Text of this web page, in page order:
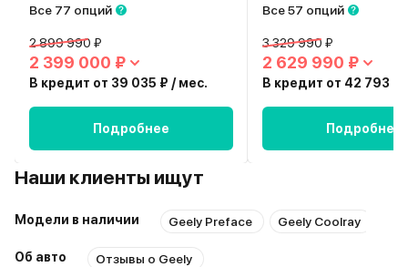
Все 77 опций
2 899 990 ₽
2 399 000 ₽
В кредит от 39 035 ₽ / мес.
Подробнее
Все 57 опций
3 329 990 ₽
2 629 990 ₽
В кредит от 42 793 ₽
Подробнее
Наши клиенты ищут
Модели в наличии Geely Preface Geely Coolray
Об авто Отзывы о Geely